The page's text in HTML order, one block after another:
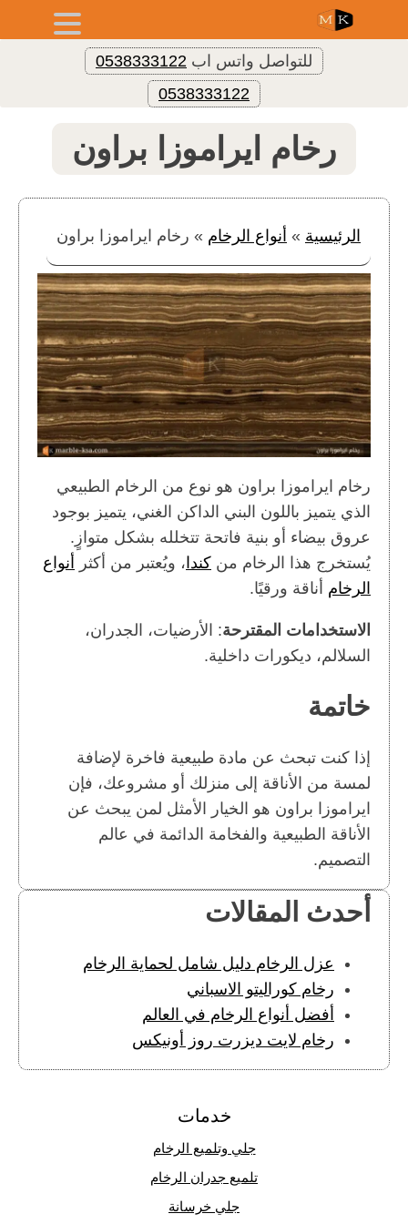
للتواصل واتس اب 0538333122
0538333122
رخام ايراموزا براون
الرئيسية » أنواع الرخام » رخام ايراموزا براون
رخام ايراموزا براون هو نوع من الرخام الطبيعي
الذي يتميز باللون البني الداكن الغني، يتميز بوجود
عروق بيضاء أو بنية فاتحة تتخلله بشكل متوازٍ.
يُستخرج هذا الرخام من كندا ، ويُعتبر من أكثر
أنواع
الرخام أناقة ورقيًا.
الاستخدامات المقترحة: الأرضيات، الجدران،
السلالم، ديكورات داخلية.
خاتمة
إذا كنت تبحث عن مادة طبيعية فاخرة لإضافة
لمسة من الأناقة إلى منزلك أو مشروعك، فإن
ايراموزا براون هو الخيار الأمثل لمن يبحث عن
الأناقة الطبيعية والفخامة الدائمة في عالم
التصميم.
أحدث المقالات
عزل الرخام دليل شامل لحماية الرخام
رخام كوراليتو الاسباني
أفضل أنواع الرخام في العالم
رخام لايت ديزرت روز أونيكس
خدمات
جلي وتلميع الرخام
تلميع جدران الرخام
جلي خرسانة